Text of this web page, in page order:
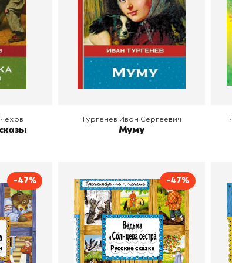
В корзину
Тургенев Иван Сергеевич
Муму
-47% -47%
Ведьма и Солнцева
сестра. Русские сказки
Издательство Эксмодетство